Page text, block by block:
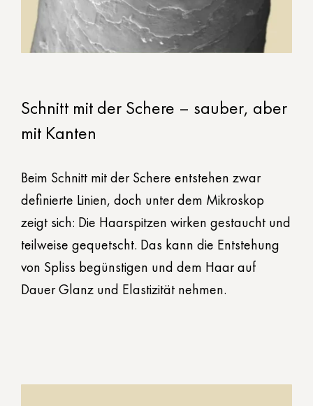
Schnitt mit der Schere – sauber, aber
mit Kanten
Beim Schnitt mit der Schere entstehen zwar
definierte Linien, doch unter dem Mikroskop
zeigt sich: Die Haarspitzen wirken gestaucht und
teilweise gequetscht. Das kann die Entstehung
von Spliss begünstigen und dem Haar auf
Dauer Glanz und Elastizität nehmen.